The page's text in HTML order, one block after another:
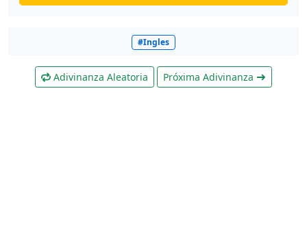
#Ingles
Adivinanza Aleatoria Próxima Adivinanza